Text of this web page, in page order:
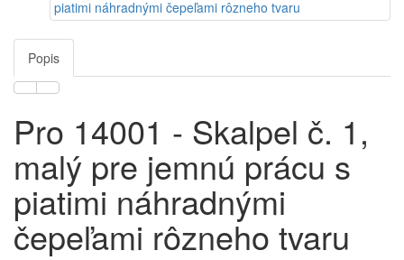
Popis
Pro 14001 - Skalpel č. 1,
malý pre jemnú prácu s
piatimi náhradnými
čepeľami rôzneho tvaru